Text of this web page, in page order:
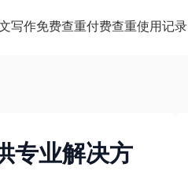
写作免费查重付费查重使用记录
专业解决方